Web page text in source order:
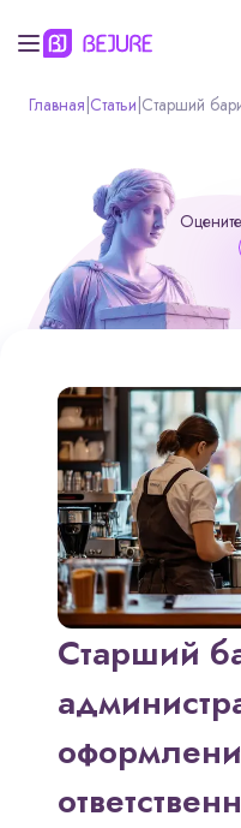
Главная Статьи Старший
Старший